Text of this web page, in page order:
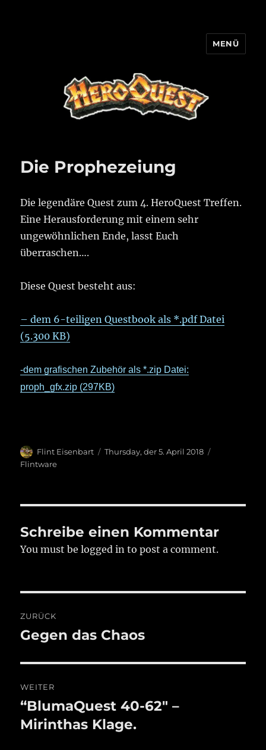
MENÜ
Die Prophezeiung
Die legendäre Quest zum 4. HeroQuest Treffen.
Eine Herausforderung mit einem sehr
ungewöhnlichen Ende, lasst Euch
überraschen….
Diese Quest besteht aus:
– dem 6-teiligen Questbook als *.pdf Datei
(5.300 KB)
-dem grafischen Zubehör als *.zip Datei:
proph_gfx.zip (297KB)
Autor
Flint Eisenbart
Veröffentlicht
Thursday, der 5. April 2018
Flintware
Schreibe einen Kommentar
You must be logged in to post a comment.
ZURÜCK
Vorheriger
Gegen das Chaos
WEITER
Nächster
Beitrag:
“BlumaQuest 40-62″ –
Mirinthas Klage.